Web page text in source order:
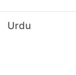
Urdu